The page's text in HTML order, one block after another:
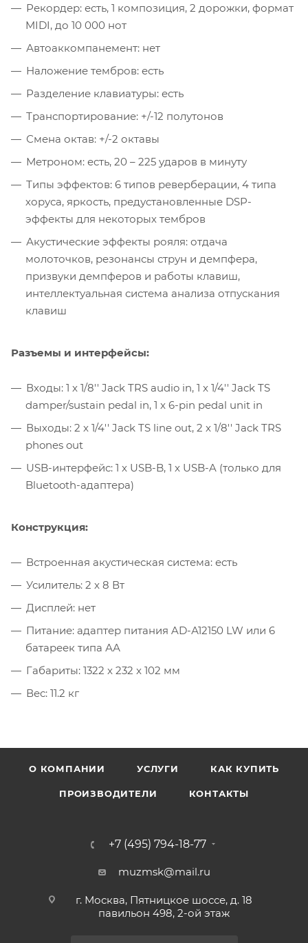
Рекордер: есть, 1 композиция, 2 дорожки, формат
MIDI, до 10 000 нот
Автоаккомпанемент: нет
Наложение тембров: есть
Разделение клавиатуры: есть
Транспортирование: +/-12 полутонов
Смена октав: +/-2 октавы
Метроном: есть, 20 – 225 ударов в минуту
Типы эффектов: 6 типов реверберации, 4 типа
хоруса, яркость, предустановленные DSP-
эффекты для некоторых тембров
Акустические эффекты рояля: отдача
молоточков, резонансы струн и демпфера,
призвуки демпферов и работы клавиш,
интеллектуальная система анализа отпускания
клавиш
Разъемы и интерфейсы:
Входы: 1 x 1/8'' Jack TRS audio in, 1 x 1/4'' Jack TS
damper/sustain pedal in, 1 x 6-pin pedal unit in
Выходы: 2 x 1/4'' Jack TS line out, 2 x 1/8'' Jack TRS
phones out
USB-интерфейс: 1 x USB-B, 1 x USB-A (только для
Bluetooth-адаптера)
Конструкция:
Встроенная акустическая система: есть
Усилитель: 2 x 8 Вт
Дисплей: нет
Питание: адаптер питания AD-А12150 LW или 6
батареек типа АА
Габариты: 1322 x 232 x 102 мм
Вес: 11.2 кг
О КОМПАНИИ УСЛУГИ КАК КУПИТЬ
ПРОИЗВОДИТЕЛИ КОНТАКТЫ
+7 (495) 794-18-77
muzmsk@mail.ru
г. Москва, Пятницкое шоссе, д. 18
павильон 498, 2-ой этаж